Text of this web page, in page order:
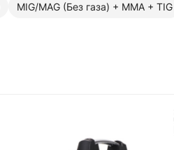
MIG/MAG (Без газа) + MMA + TIG